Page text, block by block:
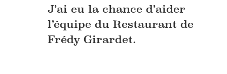
J’ai eu la chance d’aider
l’équipe du Restaurant de
Frédy Girardet.